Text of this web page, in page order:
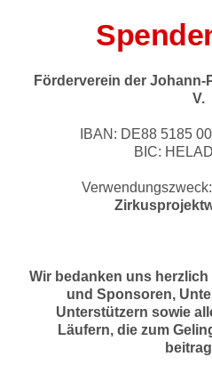
Förderverein der Johann-
V.
IBAN: DE88 5185
BIC:
Verwendungszweck:
Wir bedanken uns
und Sponsoren,
Unterstützern sowie
Läufern, die zum